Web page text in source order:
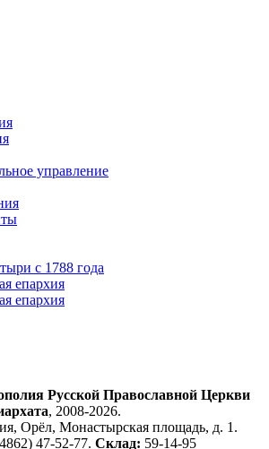
управление
с 1788 года
епархия
епархия
Русской Православной Церкви
, 2008-2026.
Орёл, Монастырская площадь, д. 1.
47-52-77. Склад: 59-14-95